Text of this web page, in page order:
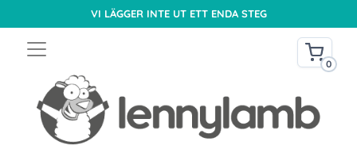
VI LÄGGER INTE UT ETT ENDA STEG
0